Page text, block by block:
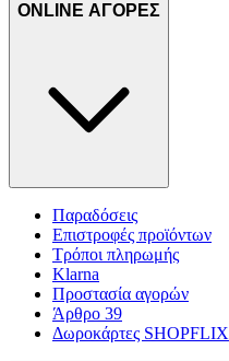
ONLINE ΑΓΟΡΕΣ
Παραδόσεις
Επιστροφές προϊόντων
Τρόποι πληρωμής
Klarna
Προστασία αγορών
Άρθρο 39
Δωροκάρτες SHOPFLIX